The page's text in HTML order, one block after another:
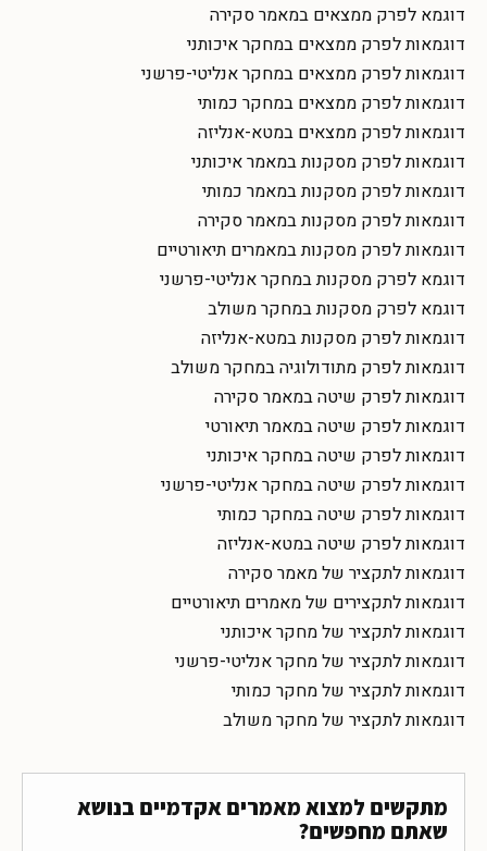
דוגמא לפרק ממצאים במאמר סקירה
דוגמאות לפרק ממצאים במחקר איכותני
דוגמאות לפרק ממצאים במחקר אנליטי-פרשני
דוגמאות לפרק ממצאים במחקר כמותי
דוגמאות לפרק ממצאים במטא-אנליזה
דוגמאות לפרק מסקנות במאמר איכותני
דוגמאות לפרק מסקנות במאמר כמותי
דוגמאות לפרק מסקנות במאמר סקירה
דוגמאות לפרק מסקנות במאמרים תיאורטיים
דוגמא לפרק מסקנות במחקר אנליטי-פרשני
דוגמא לפרק מסקנות במחקר משולב
דוגמאות לפרק מסקנות במטא-אנליזה
דוגמאות לפרק מתודולוגיה במחקר משולב
דוגמאות לפרק שיטה במאמר סקירה
דוגמאות לפרק שיטה במאמר תיאורטי
דוגמאות לפרק שיטה במחקר איכותני
דוגמאות לפרק שיטה במחקר אנליטי-פרשני
דוגמאות לפרק שיטה במחקר כמותי
דוגמאות לפרק שיטה במטא-אנליזה
דוגמאות לתקציר של מאמר סקירה
דוגמאות לתקצירים של מאמרים תיאורטיים
דוגמאות לתקציר של מחקר איכותני
דוגמאות לתקציר של מחקר אנליטי-פרשני
דוגמאות לתקציר של מחקר כמותי
דוגמאות לתקציר של מחקר משולב
מתקשים למצוא מאמרים אקדמיים בנושא
שאתם מחפשים?